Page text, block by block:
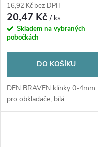
16,92 Kč bez DPH
20,47 Kč/ ks
Skladem na vybraných
pobočkách
DO KOŠÍKU
DEN BRAVEN klínky 0-4mm
pro obkladače, bílá